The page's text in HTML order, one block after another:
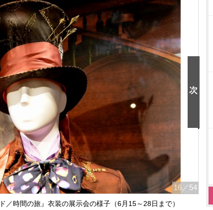
16 ／54
／時間の旅』衣装の展示会の様子（6月15～28日まで）